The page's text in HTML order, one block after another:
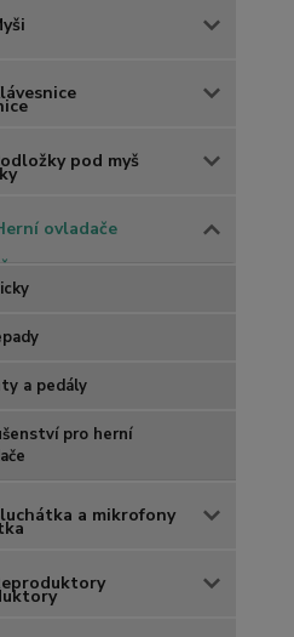
pod myš
ovladače
a pedály
pro herní
a mikrofony